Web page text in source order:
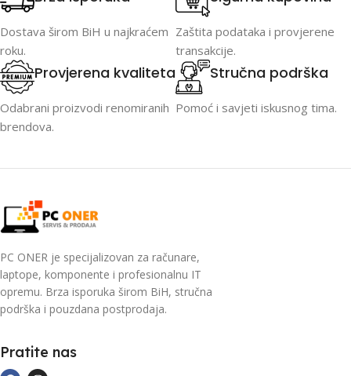
Dostava širom BiH u najkraćem
roku.
Zaštita podataka i provjerene
transakcije.
Provjerena kvaliteta
Odabrani proizvodi renomiranih
brendova.
Stručna podrška
Pomoć i savjeti iskusnog tima.
PC ONER je specijalizovan za računare,
laptope, komponente i profesionalnu IT
opremu. Brza isporuka širom BiH, stručna
podrška i pouzdana postprodaja.
Pratite nas